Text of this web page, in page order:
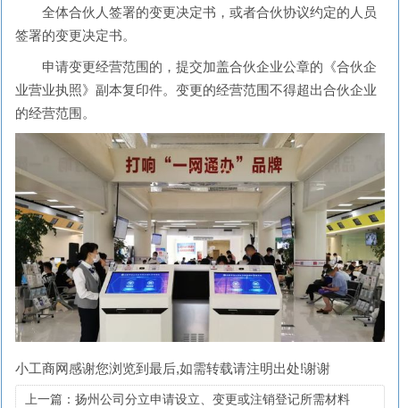
全体合伙人签署的变更决定书，或者合伙协议约定的人员
签署的变更决定书。
申请变更经营范围的，提交加盖合伙企业公章的《合伙企
业营业执照》副本复印件。变更的经营范围不得超出合伙企业
的经营范围。
小工商网感谢您浏览到最后,如需转载请注明出处!谢谢
上一篇：扬州公司分立申请设立、变更或注销登记所需材料